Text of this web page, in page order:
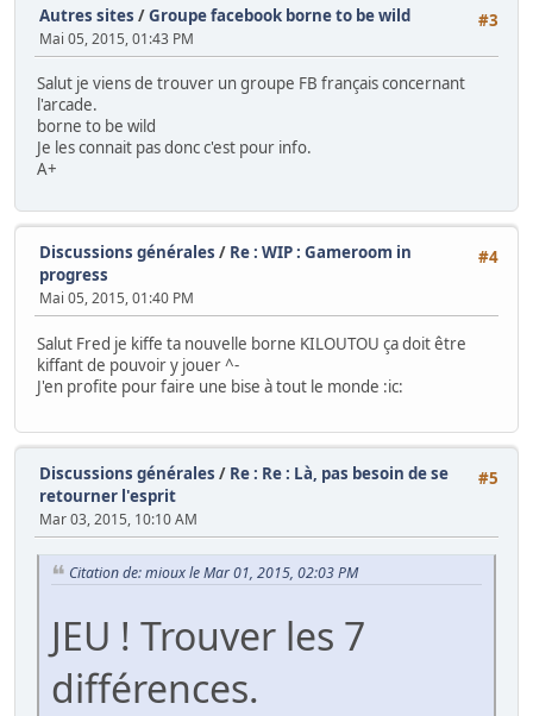
#3
Autres sites /Groupe facebook borne to be wild
Mai 05, 2015, 01:43 PM
Salut je viens de trouver un groupe FB français concernant
l'arcade.
borne to be wild
Je les connait pas donc c'est pour info.
A+
#4
Discussions générales / Re : WIP : Gameroom in
progress
Mai 05, 2015, 01:40 PM
Salut Fred je kiffe ta nouvelle borne KILOUTOU ça doit être
kiffant de pouvoir y jouer ^-
J'en profite pour faire une bise à tout le monde :ic:
#5
Discussions générales / Re : Re : Là, pas besoin de se
retourner l'esprit
Mar 03, 2015, 10:10 AM
Citation de: mioux le Mar 01, 2015, 02:03 PM
JEU ! Trouver les 7
différences.